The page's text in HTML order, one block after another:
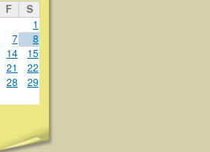
F
S
1
7
8
14
15
21
22
28
29